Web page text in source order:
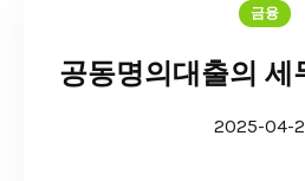
금융
공동명의대출의 세
2025-04-